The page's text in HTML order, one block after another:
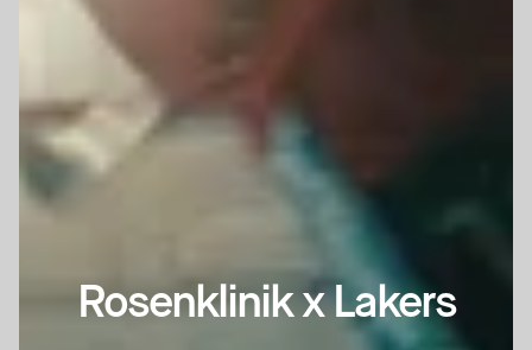
Rosenklinik x Lakers